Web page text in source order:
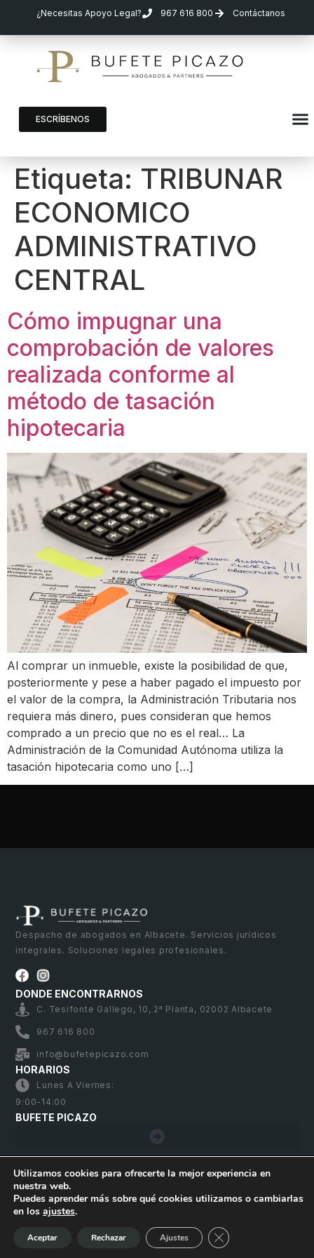
¿Necesitas Apoyo Legal? 967 616 800 Contáctanos
ESCRÍBENOS
Etiqueta: TRIBUNAR
ECONOMICO
ADMINISTRATIVO
CENTRAL
Cómo impugnar una
comprobación de valores
realizada conforme al
método de tasación
hipotecaria
Al comprar un inmueble, existe la posibilidad de que,
posteriormente y pese a haber pagado el impuesto por
el valor de la compra, la Administración Tributaria nos
requiera más dinero, pues consideran que hemos
comprado a un precio que no es el real… La
Administración de la Comunidad Autónoma utiliza la
tasación hipotecaria como uno […]
Despacho de abogados en Albacete. Servicios jurídicos
integrales. Soluciones legales profesionales.
DONDE ENCONTRARNOS
C. Tesifonte Gallego, 10, 2ª Planta, 02002 Albacete
967 616 800
info@bufetepicazo.com
HORARIOS
Lunes A Viernes:
9:00-14:00
BUFETE PICAZO
Bufete Picazo – Copyright 2026. Todos los derechos
Utilizamos cookies para ofrecerte la mejor experiencia en
nuestra web.
Puedes aprender más sobre qué cookies utilizamos o cambiarlas
en los ajustes.
Aceptar Rechazar Ajustes Cerrar el banner de